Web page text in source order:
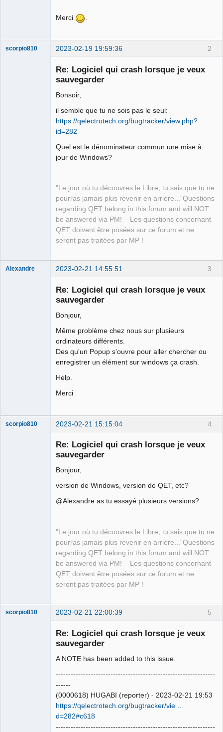
Merci
2
scorpio810 2023-02-19 19:59:36
Re: Logiciel qui crash lorsque je veux
sauvegarder
Bonsoir,
il semble que tu ne sois pas le seul:
https://qelectrotech.org/bugtracker/view.php?
id=282
Quel est le dénominateur commun une mise à
jour de Windows?
"Le jour où tu découvres le Libre, tu sais que tu ne
pourras jamais plus revenir en arrière..."Questions
regarding QET belong in this forum and will NOT
be answered via PM! – Les questions concernant
QET doivent être posées sur ce forum et ne
seront pas traitées par MP !
3
Alexandre 2023-02-21 14:55:51
Re: Logiciel qui crash lorsque je veux
sauvegarder
Bonjour,
Même problème chez nous sur plusieurs
ordinateurs différents.
Des qu'un Popup s'ouvre pour aller chercher ou
enregistrer un élément sur windows ça crash.
Help.
Merci
4
scorpio810 2023-02-21 15:15:04
Re: Logiciel qui crash lorsque je veux
sauvegarder
Bonjour,
version de Windows, version de QET, etc?
@Alexandre as tu essayé plusieurs versions?
"Le jour où tu découvres le Libre, tu sais que tu ne
pourras jamais plus revenir en arrière..."Questions
regarding QET belong in this forum and will NOT
be answered via PM! – Les questions concernant
QET doivent être posées sur ce forum et ne
seront pas traitées par MP !
5
scorpio810 2023-02-21 22:00:39
Re: Logiciel qui crash lorsque je veux
sauvegarder
A NOTE has been added to this issue.
----------------------------------------------------------------
------
(0000618) HUGABI (reporter) - 2023-02-21 19:53
https://qelectrotech.org/bugtracker/vie …
d=282#c618
----------------------------------------------------------------